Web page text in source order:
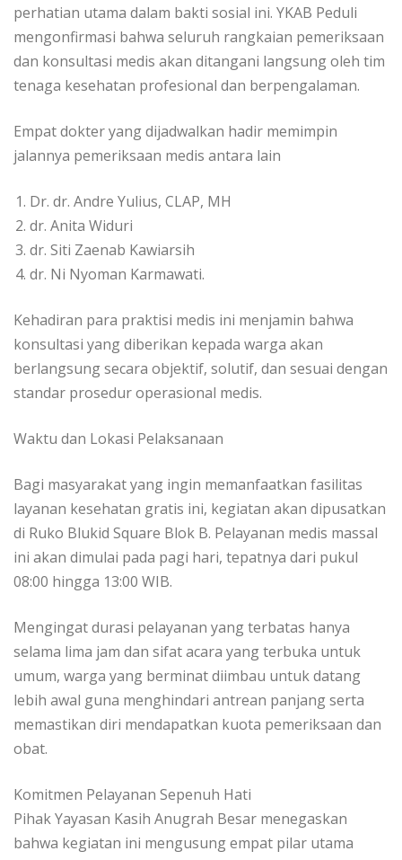
perhatian utama dalam bakti sosial ini. YKAB Peduli
mengonfirmasi bahwa seluruh rangkaian pemeriksaan
dan konsultasi medis akan ditangani langsung oleh tim
tenaga kesehatan profesional dan berpengalaman.
​Empat dokter yang dijadwalkan hadir memimpin
jalannya pemeriksaan medis antara lain
Dr. dr. Andre Yulius, CLAP, MH
dr. Anita Widuri
dr. Siti Zaenab Kawiarsih
dr. Ni Nyoman Karmawati.
Kehadiran para praktisi medis ini menjamin bahwa
konsultasi yang diberikan kepada warga akan
berlangsung secara objektif, solutif, dan sesuai dengan
standar prosedur operasional medis.
​Waktu dan Lokasi Pelaksanaan
​Bagi masyarakat yang ingin memanfaatkan fasilitas
layanan kesehatan gratis ini, kegiatan akan dipusatkan
di Ruko Blukid Square Blok B. Pelayanan medis massal
ini akan dimulai pada pagi hari, tepatnya dari pukul
08:00 hingga 13:00 WIB.
​Mengingat durasi pelayanan yang terbatas hanya
selama lima jam dan sifat acara yang terbuka untuk
umum, warga yang berminat diimbau untuk datang
lebih awal guna menghindari antrean panjang serta
memastikan diri mendapatkan kuota pemeriksaan dan
obat.
​Komitmen Pelayanan Sepenuh Hati
​Pihak Yayasan Kasih Anugrah Besar menegaskan
bahwa kegiatan ini mengusung empat pilar utama